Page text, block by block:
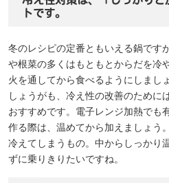
トです。
冬のレシピの定番ともいえる鍋です
や根菜の多くはもともとからだを冷
火を通してから食べるようにしまし
しょうがも、冷え性の改善のために
おすすめです。電子レンジ加熱でも
作る際は、温めてから加えましょう
冷えてしまうもの。中からしっかり
ずに乗りきりたいですね。